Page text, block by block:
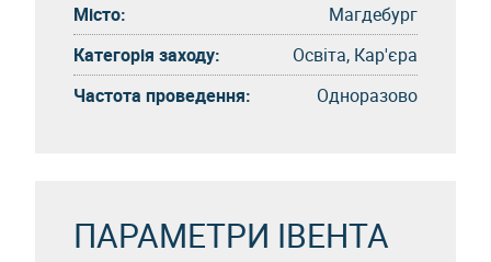
Місто:
Магдебург
Категорія заходу:
Освіта, Кар'єра
Частота проведення:
Одноразово
ПАРАМЕТРИ ІВЕНТА